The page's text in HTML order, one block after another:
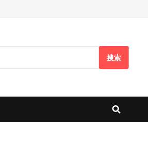
搜索